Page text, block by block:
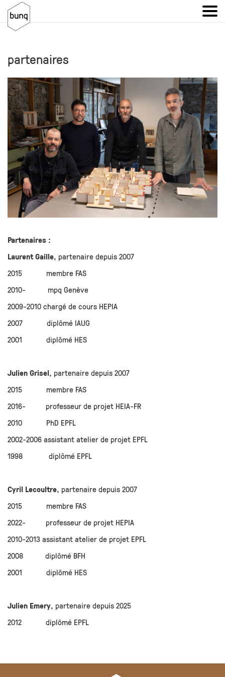
partenaires
Partenaires :
Laurent Gaille, partenaire depuis 2007
2015 membre FAS
2010- mpq Genève
2009-2010 chargé de cours HEPIA
2007 diplômé IAUG
2001 diplômé HES
Julien Grisel, partenaire depuis 2007
2015 membre FAS
2016- professeur de projet HEIA-FR
2010 PhD EPFL
2002-2006 assistant atelier de projet EPFL
1998 diplômé EPFL
Cyril Lecoultre, partenaire depuis 2007
2015 membre FAS
2022- professeur de projet HEPIA
2010-2013 assistant atelier de projet EPFL
2008 diplômé BFH
2001 diplômé HES
Julien Emery, partenaire depuis 2025
2012 diplômé EPFL